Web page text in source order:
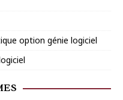
option génie logiciel